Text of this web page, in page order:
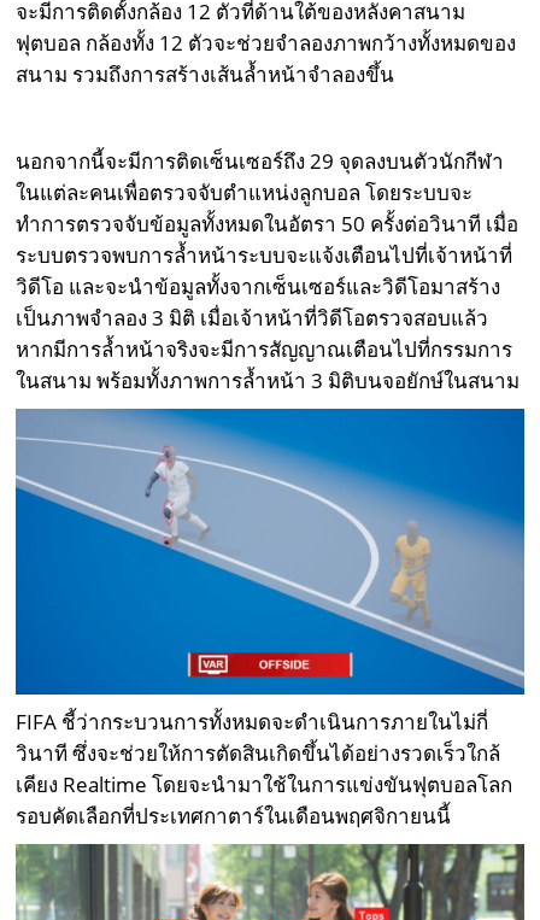
จะมีการติดตั้งกล้อง 12 ตัวที่ด้านใต้ของหลังคาสนาม
ฟุตบอล กล้องทั้ง 12 ตัวจะช่วยจำลองภาพกว้างทั้งหมดของ
สนาม รวมถึงการสร้างเส้นล้ำหน้าจำลองขึ้น
นอกจากนี้จะมีการติดเซ็นเซอร์ถึง 29 จุดลงบนตัวนักกีฬา
ในแต่ละคนเพื่อตรวจจับตำแหน่งลูกบอล โดยระบบจะ
ทำการตรวจจับข้อมูลทั้งหมดในอัตรา 50 ครั้งต่อวินาที เมื่อ
ระบบตรวจพบการล้ำหน้าระบบจะแจ้งเตือนไปที่เจ้าหน้าที่
วิดีโอ และจะนำข้อมูลทั้งจากเซ็นเซอร์และวิดีโอมาสร้าง
เป็นภาพจำลอง 3 มิติ เมื่อเจ้าหน้าที่วิดีโอตรวจสอบแล้ว
หากมีการล้ำหน้าจริงจะมีการสัญญาณเตือนไปที่กรรมการ
ในสนาม พร้อมทั้งภาพการล้ำหน้า 3 มิติบนจอยักษ์ในสนาม
FIFA ชี้ว่ากระบวนการทั้งหมดจะดำเนินการภายในไม่กี่
วินาที ซึ่งจะช่วยให้การตัดสินเกิดขึ้นได้อย่างรวดเร็วใกล้
เคียง Realtime โดยจะนำมาใช้ในการแข่งขันฟุตบอลโลก
รอบคัดเลือกที่ประเทศกาตาร์ในเดือนพฤศจิกายนนี้